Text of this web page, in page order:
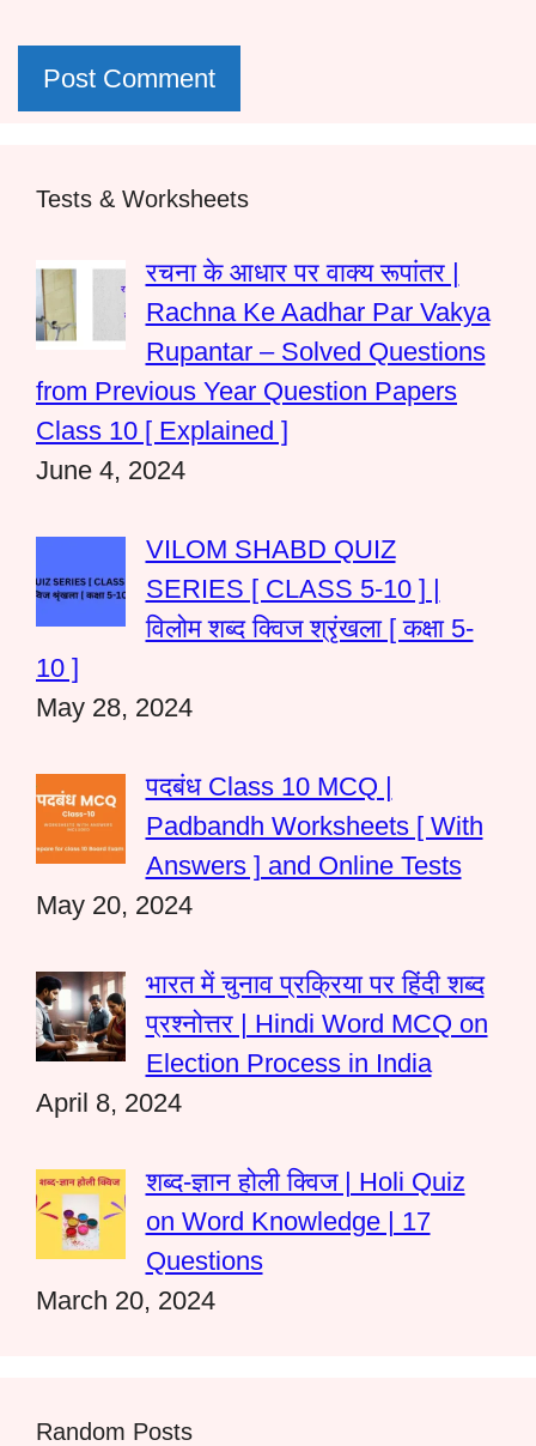
Tests & Worksheets
रचना के आधार पर वाक्य रूपांतर |
Rachna Ke Aadhar Par Vakya
Rupantar – Solved Questions
from Previous Year Question Papers
Class 10 [ Explained ]
June 4, 2024
VILOM SHABD QUIZ
SERIES [ CLASS 5-10 ] |
विलोम शब्द क्विज श्रृंखला [ कक्षा 5-
10 ]
May 28, 2024
पदबंध Class 10 MCQ |
Padbandh Worksheets [ With
Answers ] and Online Tests
May 20, 2024
भारत में चुनाव प्रक्रिया पर हिंदी शब्द
प्रश्नोत्तर | Hindi Word MCQ on
Election Process in India
April 8, 2024
शब्द-ज्ञान होली क्विज | Holi Quiz
on Word Knowledge | 17
Questions
March 20, 2024
Random Posts